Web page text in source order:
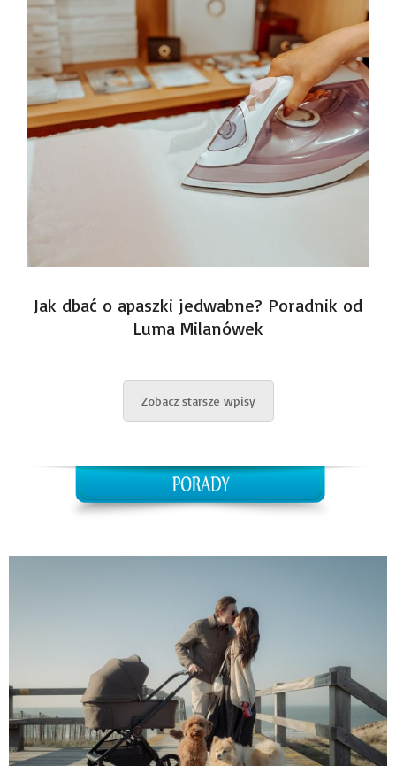
Jak dbać o apaszki jedwabne? Poradnik od
Luma Milanówek
Zobacz starsze wpisy